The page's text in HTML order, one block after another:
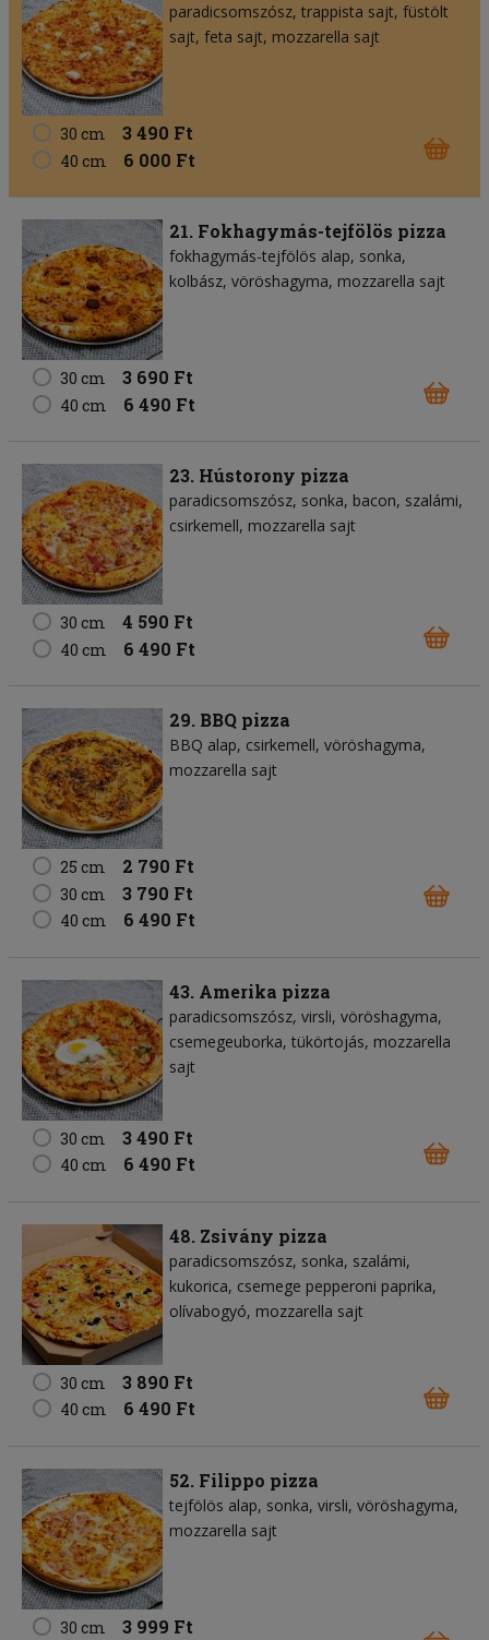
paradicsomszósz trappista sajt füstölt
sajt feta sajt mozzarella sajt
30 cm 3 490 Ft
40 cm 6 000 Ft
21. Fokhagymás-tejfölös pizza
fokhagymás-tejfölös alap sonka
kolbász vöröshagyma mozzarella sajt
30 cm 3 690 Ft
40 cm 6 490 Ft
23. Hústorony pizza
paradicsomszósz sonka bacon szalámi
csirkemell mozzarella sajt
30 cm 4 590 Ft
40 cm 6 490 Ft
29. BBQ pizza
BBQ alap csirkemell vöröshagyma
mozzarella sajt
25 cm 2 790 Ft
30 cm 3 790 Ft
40 cm 6 490 Ft
43. Amerika pizza
paradicsomszósz virsli vöröshagyma
csemegeuborka tükörtojás mozzarella
sajt
30 cm 3 490 Ft
40 cm 6 490 Ft
48. Zsivány pizza
paradicsomszósz sonka szalámi
kukorica csemege pepperoni paprika
olívabogyó mozzarella sajt
30 cm 3 890 Ft
40 cm 6 490 Ft
52. Filippo pizza
tejfölös alap sonka virsli vöröshagyma
mozzarella sajt
30 cm 3 999 Ft